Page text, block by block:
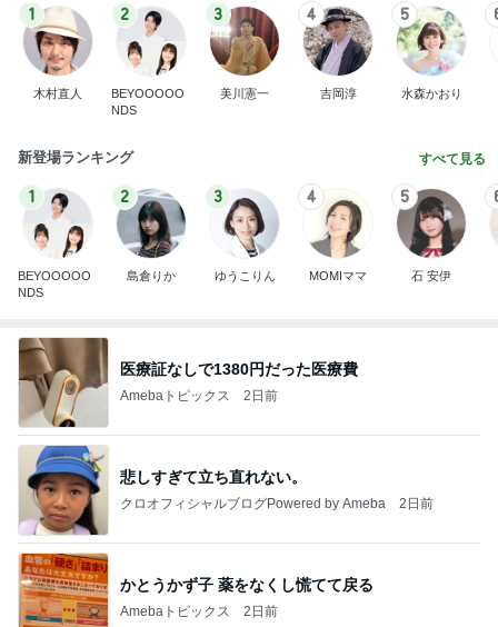
1
木村直人
2
BEYOOOOO
NDS
3
美川憲一
4
吉岡淳
5
水森かおり
新登場ランキング すべて見る
1
BEYOOOOO
NDS
2
島倉りか
3
ゆうこりん
4
MOMIママ
5
石 安伊
医療証なしで1380円だった医療費
Amebaトピックス 2日前
悲しすぎて立ち直れない。
クロオフィシャルブログPowered by Ameba 2日前
かとうかず子 薬をなくし慌てて戻る
Amebaトピックス 2日前